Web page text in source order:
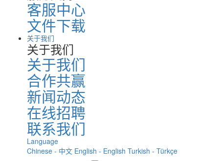
客服中心
文件下载
关于我们
关于我们
关于我们
合作共赢
新闻动态
在线招聘
联系我们
Language
Chinese - 中文 English - English Turkish - Türkçe